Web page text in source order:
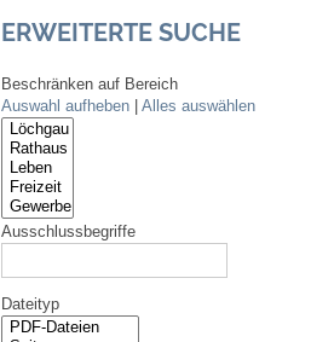
ERWEITERTE SUCHE
Beschränken auf Bereich
Auswahl aufheben
Alles auswählen
Ausschlussbegriffe
Dateityp